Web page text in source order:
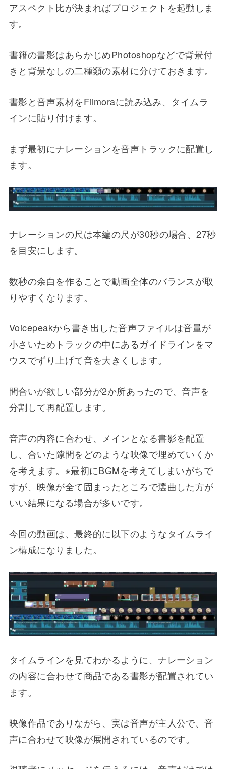
アスペクト比が決まればプロジェクトを起動しま
す。
書籍の書影はあらかじめPhotoshopなどで背景付
きと背景なしの二種類の素材に分けておきます。
書影と音声素材をFilmoraに読み込み、タイムラ
インに貼り付けます。
まず最初にナレーションを音声トラックに配置し
ます。
ナレーションの尺は本編の尺が30秒の場合、27秒
を目安にします。
数秒の余白を作ることで動画全体のバランスが取
りやすくなります。
Voicepeakから書き出した音声ファイルは音量が
小さいためトラックの中にあるガイドラインをマ
ウスでずり上げて音を大きくします。
間合いが欲しい部分が2か所あったので、音声を
分割して再配置します。
音声の内容に合わせ、メインとなる書影を配置
し、合いた隙間をどのような映像で埋めていくか
を考えます。※最初にBGMを考えてしまいがちで
すが、映像が全て固まったところで選曲した方が
いい結果になる場合が多いです。
今回の動画は、最終的に以下のようなタイムライ
ン構成になりました。
タイムラインを見てわかるように、ナレーション
の内容に合わせて商品である書影が配置されてい
ます。
映像作品でありながら、実は音声が主人公で、音
声に合わせて映像が展開されているのです。